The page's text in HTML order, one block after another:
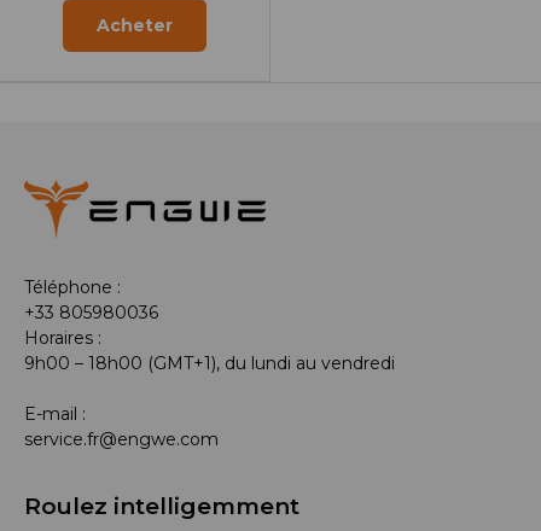
Acheter
Téléphone :
+33 805980036
Horaires :
9h00 – 18h00 (GMT+1), du lundi au vendredi
E-mail :
service.fr@engwe.com
Roulez intelligemment